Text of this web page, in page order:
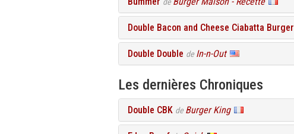
Double Bacon and Cheese Ciabatta Burger
Double Double de In-n-Out
Les dernières Chroniques
Double CBK de Burger King